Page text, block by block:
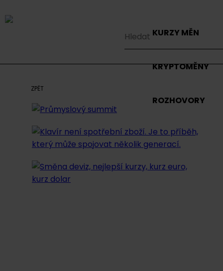
KURZY MĚN
KRYPTOMĚNY
ROZHOVORY
ZPĚT